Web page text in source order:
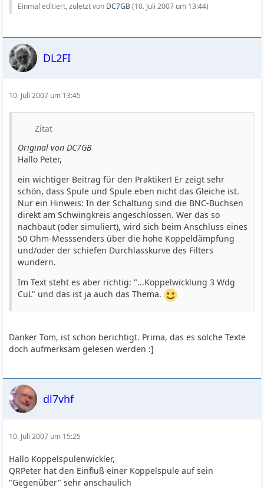
Einmal editiert, zuletzt von DC7GB(10. Juli 2007 um 13:44)
DL2FI
10. Juli 2007 um 13:45
Zitat
Original von DC7GB
Hallo Peter,
ein wichtiger Beitrag für den Praktiker! Er zeigt sehr
schön, dass Spule und Spule eben nicht das Gleiche ist.
Nur ein Hinweis: In der Schaltung sind die BNC-Buchsen
direkt am Schwingkreis angeschlossen. Wer das so
nachbaut (oder simuliert), wird sich beim Anschluss eines
50 Ohm-Messsenders über die hohe Koppeldämpfung
und/oder der schiefen Durchlasskurve des Filters
wundern.
Im Text steht es aber richtig: "...Koppelwicklung 3 Wdg
CuL" und das ist ja auch das Thema.
Danker Tom, ist schon berichtigt. Prima, das es solche Texte
doch aufmerksam gelesen werden :]
dl7vhf
10. Juli 2007 um 15:25
Hallo Koppelspulenwickler,
QRPeter hat den Einfluß einer Koppelspule auf sein
"Gegenüber" sehr anschaulich